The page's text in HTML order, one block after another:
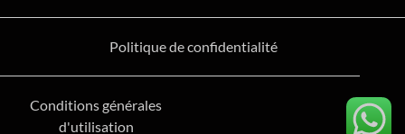
Politique de confidentialité
Conditions générales
d'utilisation